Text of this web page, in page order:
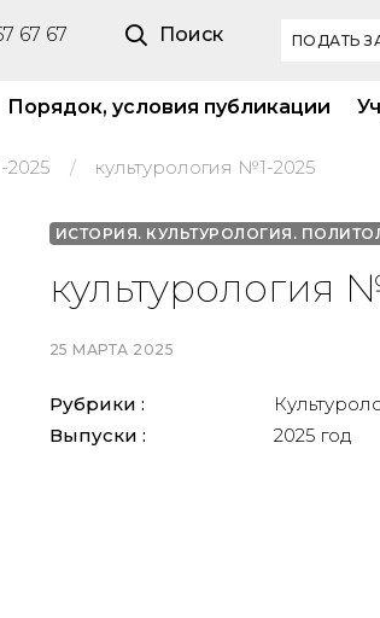
67 67 Поиск ПОДАТЬ
Порядок, условия публикации
культурология №1-2025
ИСТОРИЯ. КУЛЬТУРОЛОГИЯ.
культурология
25 МАРТА 2025
Рубрики :
Выпуски :
2025 год